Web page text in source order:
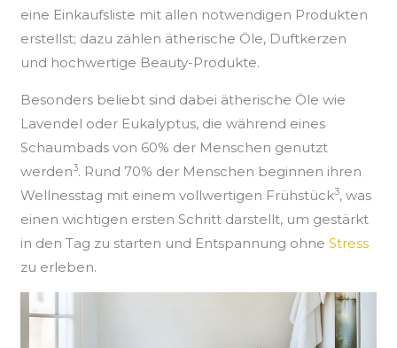
eine Einkaufsliste mit allen notwendigen Produkten
erstellst; dazu zählen ätherische Öle, Duftkerzen
und hochwertige Beauty-Produkte.
Besonders beliebt sind dabei ätherische Öle wie
Lavendel oder Eukalyptus, die während eines
Schaumbads von 60% der Menschen genutzt
werden3. Rund 70% der Menschen beginnen ihren
Wellnesstag mit einem vollwertigen Frühstück3, was
einen wichtigen ersten Schritt darstellt, um gestärkt
in den Tag zu starten und Entspannung ohneStress
zu erleben.